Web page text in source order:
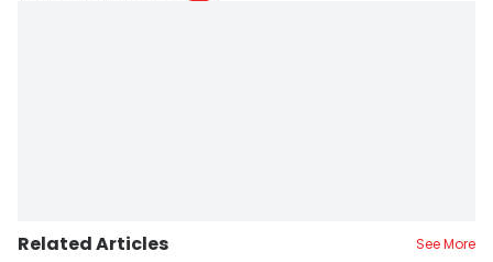
Related Articles See More